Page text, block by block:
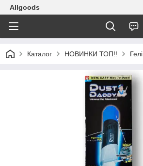
Allgoods
Каталог НОВИНКИ ТОП!!